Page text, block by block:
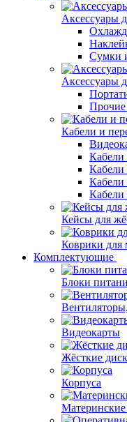
Аксессуары
Сумки
Аксессуары
Прочие
Кабели и
Кабели
Кабели
Кабели
Кейсы для
Коврики
Комплектующие
Блоки
Видеокарты
Жёсткие
Корпуса